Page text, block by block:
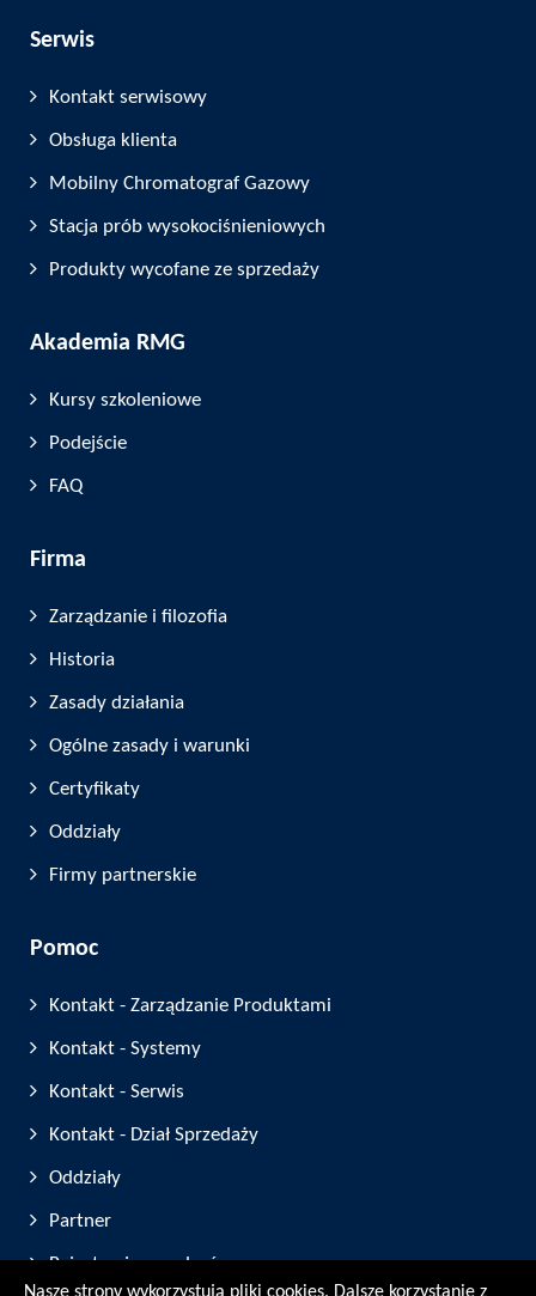
Serwis
Kontakt serwisowy
Obsługa klienta
Mobilny Chromatograf Gazowy
Stacja prób wysokociśnieniowych
Produkty wycofane ze sprzedaży
Akademia RMG
Kursy szkoleniowe
Podejście
FAQ
Firma
Zarządzanie i filozofia
Historia
Zasady działania
Ogólne zasady i warunki
Certyfikaty
Oddziały
Firmy partnerskie
Pomoc
Kontakt - Zarządzanie Produktami
Kontakt - Systemy
Kontakt - Serwis
Kontakt - Dział Sprzedaży
Oddziały
Partner
Rejestracja urządzeń